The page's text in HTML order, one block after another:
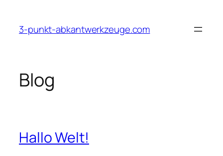
springen
3-punkt-abkantwerkzeuge.com
Blog
Hallo Welt!